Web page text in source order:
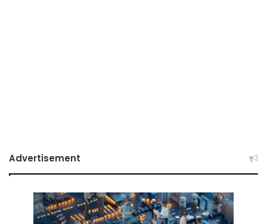
Advertisement